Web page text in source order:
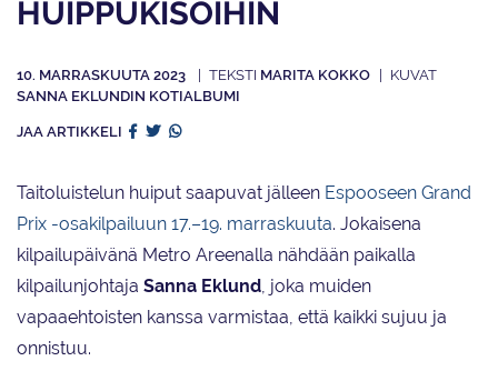
HUIPPUKISOIHIN
10. MARRASKUUTA 2023
MARITA KOKKO
SANNA EKLUNDIN KOTIALBUMI
JAA ARTIKKELI
Taitoluistelun huiput saapuvat jälleen Espooseen Grand
Prix -osakilpailuun 17.–19. marraskuuta. Jokaisena
kilpailupäivänä Metro Areenalla nähdään paikalla
kilpailunjohtaja Sanna Eklund, joka muiden
vapaaehtoisten kanssa varmistaa, että kaikki sujuu ja
onnistuu.